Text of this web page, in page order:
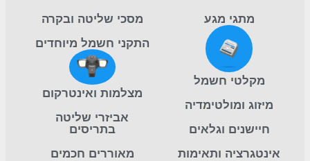
מתגי מגע​
מקלטי חשמל​
מיזוג ומולטימדיה​
חיישנים וגלאים​
אינטגרציה ותאימות
מסכי שליטה ובקרה​
התקני חשמל מיוחדים
מצלמות ואינטרקום​
אביזרי שליטה
בתריסים​
מאוררים חכמים